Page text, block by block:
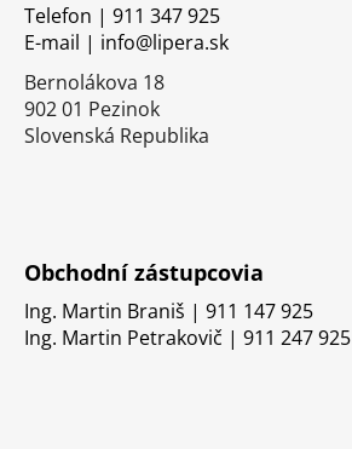
Telefon | 911 347 925
E-mail | info@lipera.sk
Bernolákova 18
902 01 Pezinok
Slovenská Republika
Obchodní zástupcovia
Ing. Martin Braniš | 911 147 925
Ing. Martin Petrakovič | 911 247 925